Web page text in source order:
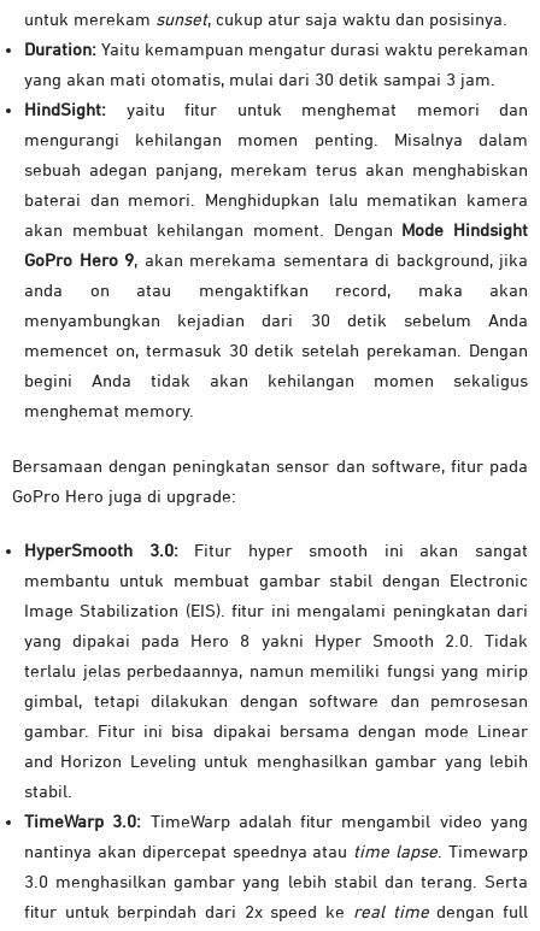
untuk merekam sunset, cukup atur saja waktu dan posisinya.
Duration: Yaitu kemampuan mengatur durasi waktu perekaman
yang akan mati otomatis, mulai dari 30 detik sampai 3 jam.
HindSight: yaitu fitur untuk menghemat memori dan
mengurangi kehilangan momen penting. Misalnya dalam
sebuah adegan panjang, merekam terus akan menghabiskan
baterai dan memori. Menghidupkan lalu mematikan kamera
akan membuat kehilangan moment. Dengan Mode Hindsight
GoPro Hero 9, akan merekama sementara di background, jika
anda on atau mengaktifkan record, maka akan
menyambungkan kejadian dari 30 detik sebelum Anda
memencet on, termasuk 30 detik setelah perekaman. Dengan
begini Anda tidak akan kehilangan momen sekaligus
menghemat memory.
Bersamaan dengan peningkatan sensor dan software, fitur pada
GoPro Hero juga di upgrade:
HyperSmooth 3.0:Fitur hyper smooth ini akan sangat
membantu untuk membuat gambar stabil dengan Electronic
Image Stabilization (EIS). fitur ini mengalami peningkatan dari
yang dipakai pada Hero 8 yakni Hyper Smooth 2.0. Tidak
terlalu jelas perbedaannya, namun memiliki fungsi yang mirip
gimbal, tetapi dilakukan dengan software dan pemrosesan
gambar. Fitur ini bisa dipakai bersama dengan mode Linear
and Horizon Leveling untuk menghasilkan gambar yang lebih
stabil.
TimeWarp 3.0: TimeWarp adalah fitur mengambil video yang
nantinya akan dipercepat speednya atau time lapse . Timewarp
3.0 menghasilkan gambar yang lebih stabil dan terang. Serta
fitur untuk berpindah dari 2x speed ke real timedengan full